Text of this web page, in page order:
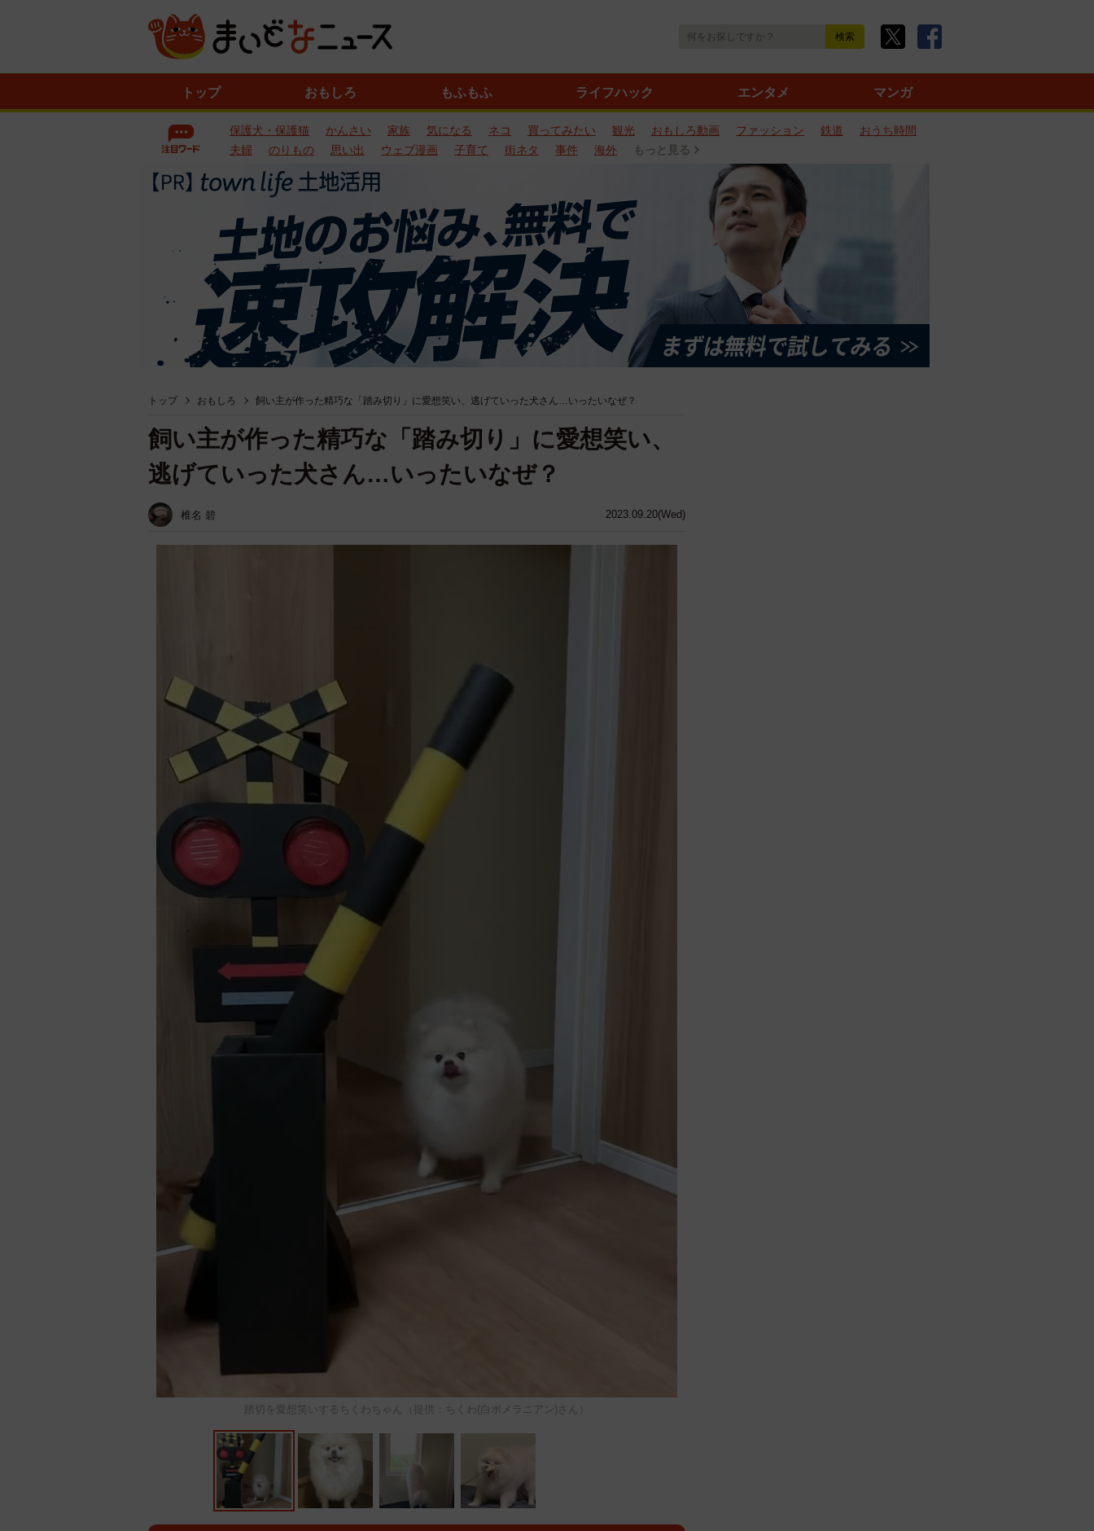
トップ おもしろ もふもふ ライフハック エンタメ マンガ
保護犬・保護猫 かんさい 家族 気になる ネコ 買ってみたい 観光 おもしろ動画 ファッション 鉄道
おうち時間
夫婦
のりもの 思い出 ウェブ漫画 子育て 街ネタ 事件 海外 もっと見る
トップ おもしろ 飼い主が作った精巧な「踏み切り」に愛想笑い、逃げていった犬さん…いったいなぜ？
2023.09.20(Wed)
飼い主が作った精巧な「踏み切り」に愛想笑い、
逃げていった犬さん…いったいなぜ？
椎名 碧
踏切を愛想笑いするちくわちゃん（提供：ちくわ(白ポメラニアン)さん）